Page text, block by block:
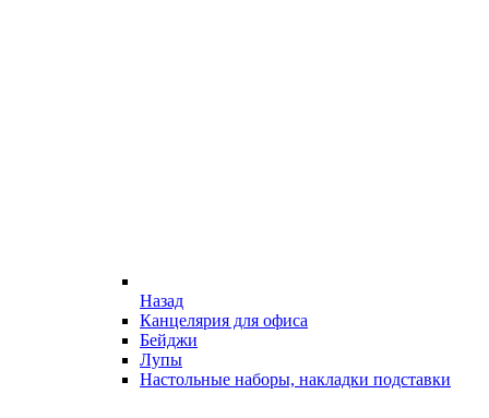
Назад
Канцелярия для офиса
Бейджи
Лупы
Настольные наборы, накладки подставки